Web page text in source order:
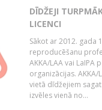
DĪDŽEJI
LICENCI
Sākot ar 2012. gada
reproducēšanu
AKKA/LAA vai LaIPA
organizācijas.
vietā dīdžejiem
izvēles vienā no...